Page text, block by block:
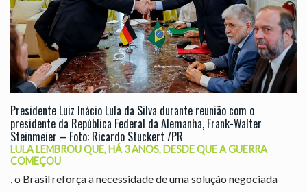
Presidente Luiz Inácio Lula da Silva durante reunião com o
presidente da República Federal da Alemanha, Frank-Walter
Steinmeier – Foto: Ricardo Stuckert /PR
LULA LEMBROU QUE, HÁ 3 ANOS, DESDE QUE A GUERRA
COMEÇOU
, o Brasil reforça a necessidade de uma solução negociada